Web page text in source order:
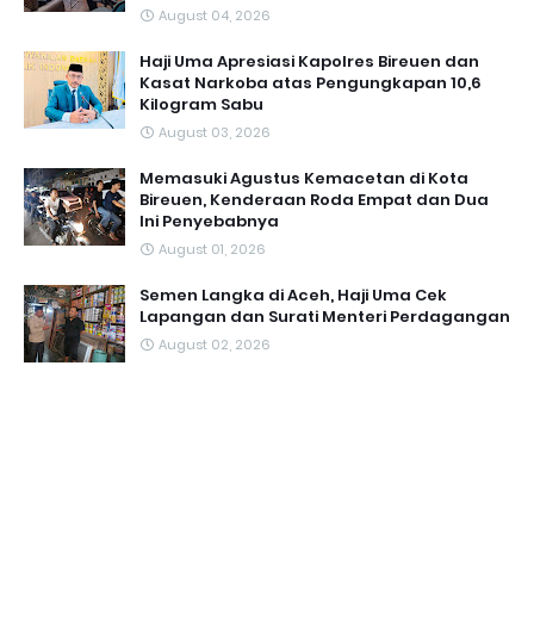
August 04, 2026
Haji Uma Apresiasi Kapolres Bireuen dan
Kasat Narkoba atas Pengungkapan 10,6
Kilogram Sabu
August 03, 2026
Memasuki Agustus Kemacetan di Kota
Bireuen, Kenderaan Roda Empat dan Dua
Ini Penyebabnya
August 01, 2026
Semen Langka di Aceh, Haji Uma Cek
Lapangan dan Surati Menteri Perdagangan
August 02, 2026